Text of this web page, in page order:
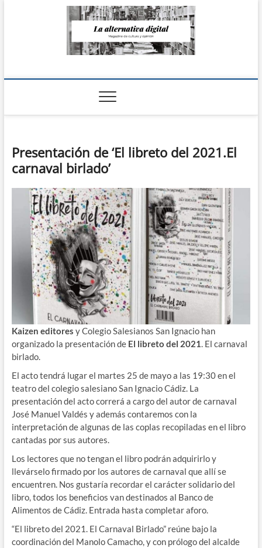
La Alternativa
Presentación de ‘El libreto del 2021.El
carnaval birlado’
Kaizen editores y Colegio Salesianos San Ignacio han
organizado la presentación de El libreto del 2021. El carnaval
birlado.
El acto tendrá lugar el martes 25 de mayo a las 19:30 en el
teatro del colegio salesiano San Ignacio Cádiz. La
presentación del acto correrá a cargo del autor de carnaval
José Manuel Valdés y además contaremos con la
interpretación de algunas de las coplas recopiladas en el libro
cantadas por sus autores.
Los lectores que no tengan el libro podrán adquirirlo y
llevárselo firmado por los autores de carnaval que allí se
encuentren. Nos gustaría recordar el carácter solidario del
libro, todos los beneficios van destinados al Banco de
Alimentos de Cádiz. Entrada hasta completar aforo.
“El libreto del 2021. El Carnaval Birlado” reúne bajo la
coordinación del Manolo Camacho, y con prólogo del alcalde